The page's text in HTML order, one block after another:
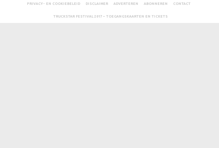
PRIVACY- EN COOKIEBELEID DISCLAIMER ADVERTEREN ABONNEREN CONTACT
TRUCKSTAR FESTIVAL 2017 – TOEGANGSKAARTEN EN TICKETS